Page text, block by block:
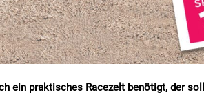
ein praktisches Racezelt benötigt, der